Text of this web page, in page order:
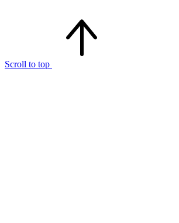
Scroll to top